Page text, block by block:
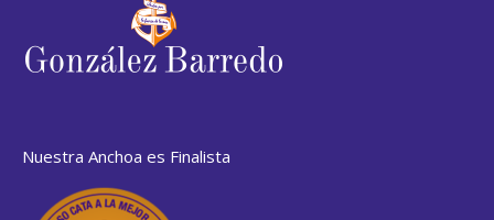
Nuestra Anchoa es Finalista